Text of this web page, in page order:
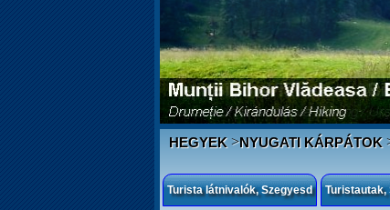
HEGYEK>NYUGATI KÁRPÁTOK
Turista látnivalók, Szegyesd Turistautak,